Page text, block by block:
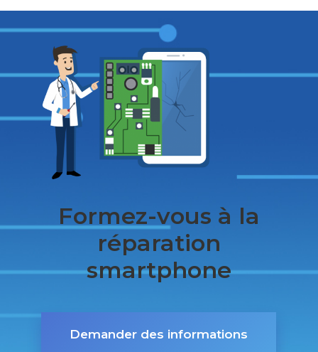
Formez-vous à la
réparation
smartphone
Demander des informations